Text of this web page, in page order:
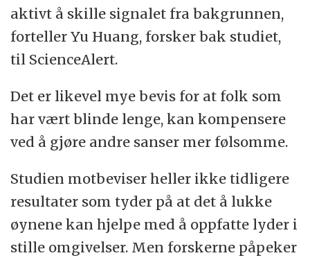
aktivt å skille signalet fra bakgrunnen,
forteller Yu Huang, forsker bak studiet,
til ScienceAlert.
Det er likevel mye bevis for at folk som
har vært blinde lenge, kan kompensere
ved å gjøre andre sanser mer følsomme.
Studien motbeviser heller ikke tidligere
resultater som tyder på at det å lukke
øynene kan hjelpe med å oppfatte lyder i
stille omgivelser. Men forskerne påpeker